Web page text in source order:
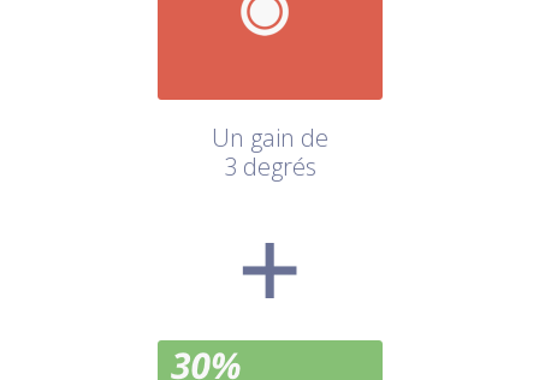
Un gain de
3 degrés